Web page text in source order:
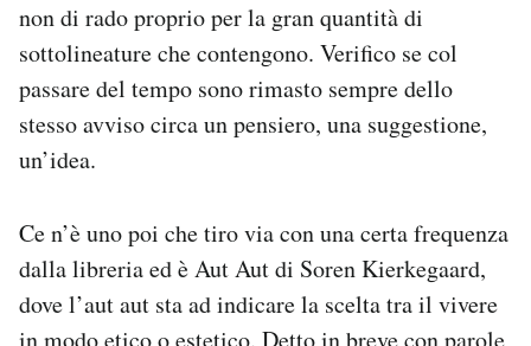
non di rado proprio per la gran quantità di
sottolineature che contengono. Verifico se col
passare del tempo sono rimasto sempre dello
stesso avviso circa un pensiero, una suggestione,
un’idea.
Ce n’è uno poi che tiro via con una certa frequenza
dalla libreria ed è Aut Aut di Soren Kierkegaard,
dove l’aut aut sta ad indicare la scelta tra il vivere
in modo etico o estetico. Detto in breve con parole